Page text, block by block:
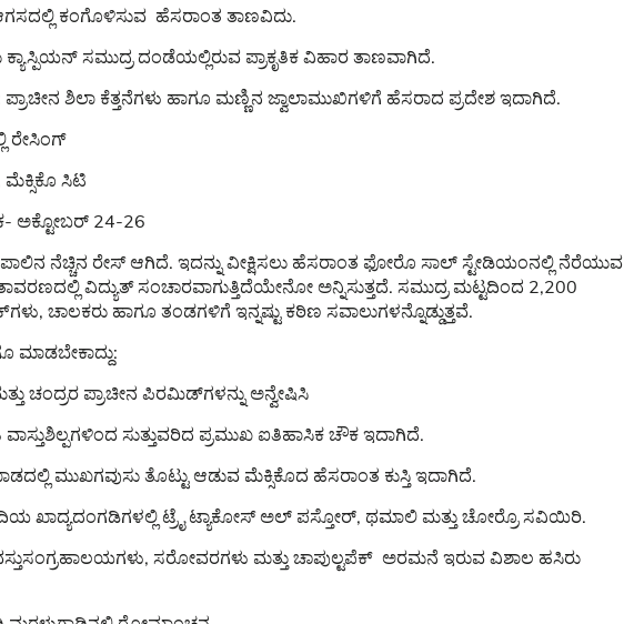
ಕಂಗೊಳಿಸುವ ಹೆಸರಾಂತ ತಾಣವಿದು.
ಸಮುದ್ರ ದಂಡೆಯಲ್ಲಿರುವ ಪ್ರಾಕೃತಿಕ ವಿಹಾರ ತಾಣವಾಗಿದೆ.
ಶಿಲಾ ಕೆತ್ತನೆಗಳು ಹಾಗೂ ಮಣ್ಣಿನ ಜ್ವಾಲಾಮುಖಿಗಳಿಗೆ ಹೆಸರಾದ ಪ್ರದೇಶ ಇದಾಗಿದೆ.
ರೇಸಿಂಗ್
ಸಿಟಿ
ಅಕ್ಟೋಬರ್ 24-26
ನೆಚ್ಚಿನ ರೇಸ್ ಆಗಿದೆ. ಇದನ್ನು ವೀಕ್ಷಿಸಲು ಹೆಸರಾಂತ ಫೋರೊ ಸಾಲ್ ಸ್ಟೇಡಿಯಂನಲ್ಲಿ ನೆರೆಯುವ
ವಿದ್ಯುತ್ ಸಂಚಾರವಾಗುತ್ತಿದೆಯೇನೋ ಅನ್ನಿಸುತ್ತದೆ. ಸಮುದ್ರ ಮಟ್ಟದಿಂದ 2,200
ಚಾಲಕರು ಹಾಗೂ ತಂಡಗಳಿಗೆ ಇನ್ನಷ್ಟು ಕಠಿಣ ಸವಾಲುಗಳನ್ನೊಡ್ಡುತ್ತವೆ.
ಮಾಡಬೇಕಾದ್ದು:
ಚಂದ್ರರ ಪ್ರಾಚೀನ ಪಿರಮಿಡ್‌ಗಳನ್ನು ಅನ್ವೇಷಿಸಿ
ಸುತ್ತುವರಿದ ಪ್ರಮುಖ ಐತಿಹಾಸಿಕ ಚೌಕ ಇದಾಗಿದೆ.
ಮುಖಗವುಸು ತೊಟ್ಟು ಆಡುವ ಮೆಕ್ಸಿಕೊದ ಹೆಸರಾಂತ ಕುಸ್ತಿ ಇದಾಗಿದೆ.
ಖಾದ್ಯದಂಗಡಿಗಳಲ್ಲಿ ಟ್ರೈ ಟ್ಯಾಕೋಸ್ ಅಲ್ ಪಸ್ತೋರ್, ಥಮಾಲಿ ಮತ್ತು ಚೋರ್ರೊ ಸವಿಯಿರಿ.
ಸರೋವರಗಳು ಮತ್ತು ಚಾಪುಲ್ಟಪೆಕ್ ಅರಮನೆ ಇರುವ ವಿಶಾಲ ಹಸಿರು